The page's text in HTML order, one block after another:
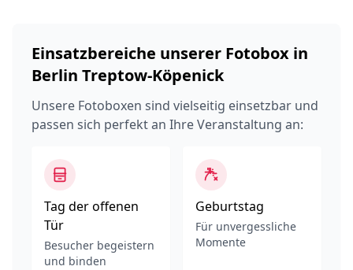
Einsatzbereiche unserer Fotobox in
Berlin Treptow-Köpenick
Unsere Fotoboxen sind vielseitig einsetzbar und
passen sich perfekt an Ihre Veranstaltung an:
Tag der offenen
Tür
Besucher begeistern
und binden
Geburtstag
Für unvergessliche
Momente